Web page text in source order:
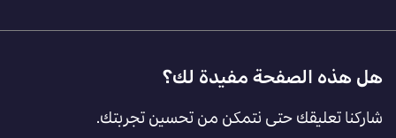
Footer
Feedback
[AR]
هل هذه الصفحة مفيدة لك؟
شاركنا تعليقك حتى نتمكن من تحسين تجربتك.